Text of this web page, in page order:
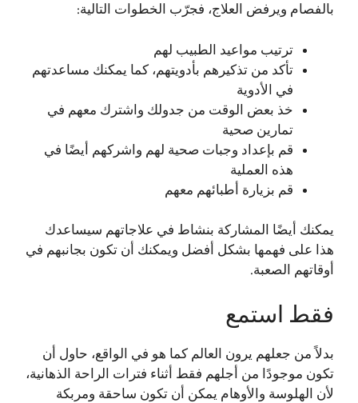
بالفصام ويرفض العلاج، فجرّب الخطوات التالية:
ترتيب مواعيد الطبيب لهم
تأكد من تذكيرهم بأدويتهم، كما يمكنك مساعدتهم
في الأدوية
خذ بعض الوقت من جدولك واشترك معهم في
تمارين صحية
قم بإعداد وجبات صحية لهم واشركهم أيضًا في
هذه العملية
قم بزيارة أطبائهم معهم
يمكنك أيضًا المشاركة بنشاط في علاجاتهم سيساعدك
هذا على فهمها بشكل أفضل ويمكنك أن تكون بجانبهم في
أوقاتهم الصعبة.
فقط استمع
بدلاً من جعلهم يرون العالم كما هو في الواقع، حاول أن
تكون موجودًا من أجلهم فقط أثناء فترات الراحة الذهانية،
لأن الهلوسة والأوهام يمكن أن تكون ساحقة ومربكة